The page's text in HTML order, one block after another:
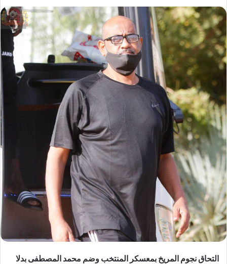
التحاق نجوم المريخ بمعسكر المنتخب وضم محمد المصطفى بدلا